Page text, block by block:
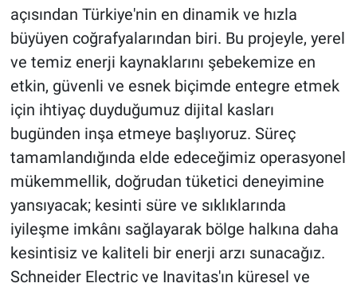
açısından Türkiye'nin en dinamik ve hızla
büyüyen coğrafyalarından biri. Bu projeyle, yerel
ve temiz enerji kaynaklarını şebekemize en
etkin, güvenli ve esnek biçimde entegre etmek
için ihtiyaç duyduğumuz dijital kasları
bugünden inşa etmeye başlıyoruz. Süreç
tamamlandığında elde edeceğimiz operasyonel
mükemmellik, doğrudan tüketici deneyimine
yansıyacak; kesinti süre ve sıklıklarında
iyileşme imkânı sağlayarak bölge halkına daha
kesintisiz ve kaliteli bir enerji arzı sunacağız.
Schneider Electric ve Inavitas'ın küresel ve